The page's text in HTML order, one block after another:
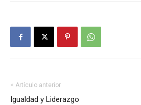
< Artículo anterior
Igualdad y Liderazgo